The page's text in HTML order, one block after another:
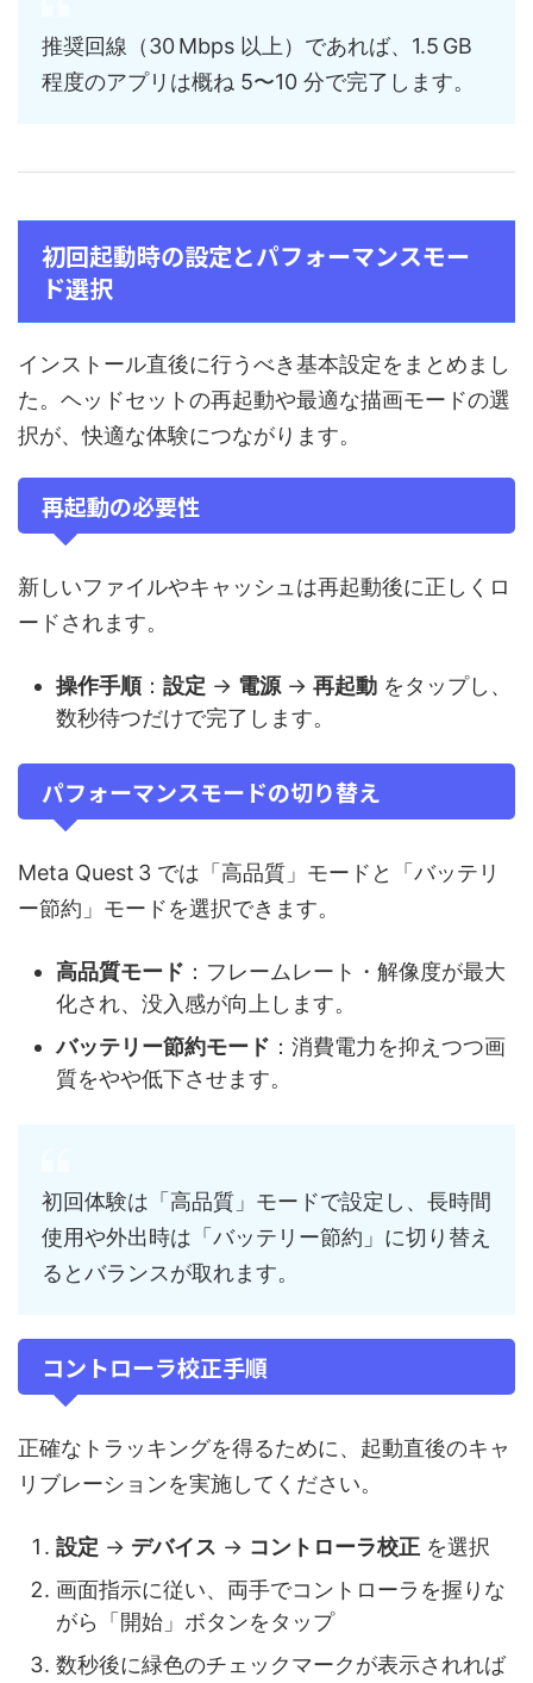
推奨回線（30 Mbps 以上）であれば、1.5 GB
程度のアプリは概ね 5〜10 分で完了します。
初回起動時の設定とパフォーマンスモー
ド選択
インストール直後に行うべき基本設定をまとめまし
た。ヘッドセットの再起動や最適な描画モードの選
択が、快適な体験につながります。
再起動の必要性
新しいファイルやキャッシュは再起動後に正しくロ
ードされます。
操作手順： 設定 → 電源→ 再起動 をタップし、
数秒待つだけで完了します。
パフォーマンスモードの切り替え
Meta Quest 3 では「高品質」モードと「バッテリ
ー節約」モードを選択できます。
高品質モード ：フレームレート・解像度が最大
化され、没入感が向上します。
バッテリー節約モード ：消費電力を抑えつつ画
質をやや低下させます。
初回体験は「高品質」モードで設定し、長時間
使用や外出時は「バッテリー節約」に切り替え
るとバランスが取れます。
コントローラ校正手順
正確なトラッキングを得るために、起動直後のキャ
リブレーションを実施してください。
設定 → デバイス → コントローラ校正 を選択
画面指示に従い、両手でコントローラを握りな
がら「開始」ボタンをタップ
数秒後に緑色のチェックマークが表示されれば